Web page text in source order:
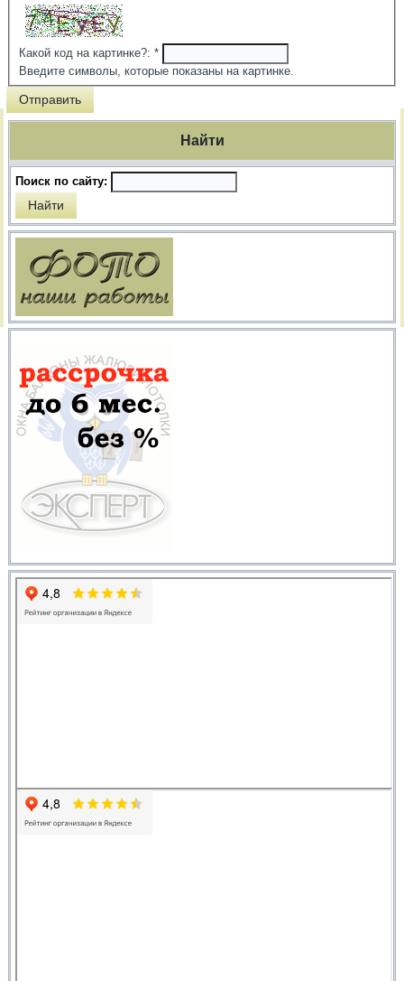
Какой код на картинке?:*
Введите символы, которые показаны на картинке.
Найти
Поиск по сайту: